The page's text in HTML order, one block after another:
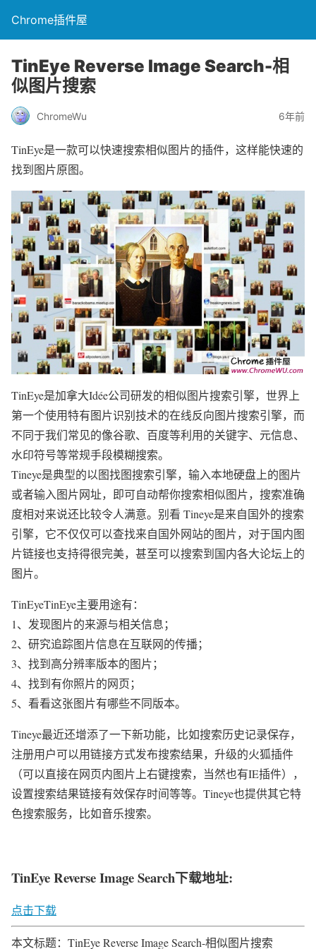
Chrome插件屋
TinEye Reverse Image Search-相
似图片搜索
ChromeWu 6年前
TinEye是一款可以快速搜索相似图片的插件，这样能快速的
找到图片原图。
TinEye是加拿大Idée公司研发的相似图片搜索引擎，世界上
第一个使用特有图片识别技术的在线反向图片搜索引擎，而
不同于我们常见的像谷歌、百度等利用的关键字、元信息、
水印符号等常规手段模糊搜索。
Tineye是典型的以图找图搜索引擎，输入本地硬盘上的图片
或者输入图片网址，即可自动帮你搜索相似图片，搜索准确
度相对来说还比较令人满意。别看 Tineye是来自国外的搜索
引擎，它不仅仅可以查找来自国外网站的图片，对于国内图
片链接也支持得很完美，甚至可以搜索到国内各大论坛上的
图片。
TinEyeTinEye主要用途有：
1、发现图片的来源与相关信息；
2、研究追踪图片信息在互联网的传播；
3、找到高分辨率版本的图片；
4、找到有你照片的网页；
5、看看这张图片有哪些不同版本。
Tineye最近还增添了一下新功能，比如搜索历史记录保存，
注册用户可以用链接方式发布搜索结果，升级的火狐插件
（可以直接在网页内图片上右键搜索，当然也有IE插件），
设置搜索结果链接有效保存时间等等。Tineye也提供其它特
色搜索服务，比如音乐搜索。
TinEye Reverse Image Search下载地址:
点击下载
本文标题：TinEye Reverse Image Search-相似图片搜索